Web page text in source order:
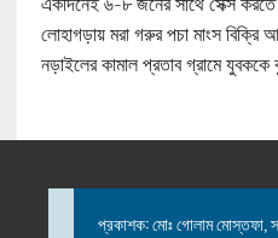
লোহাগড়ায় মরা গরুর পচা মাংস বিক্রি
নড়াইলের কামাল প্রতাব গ্রামে যুবককে
প্রকাশক: মোঃ গোলাম মোস্তফা,